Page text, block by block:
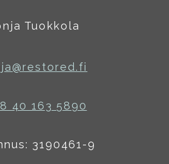
Tuokkola
40 163 5890
3190461-9